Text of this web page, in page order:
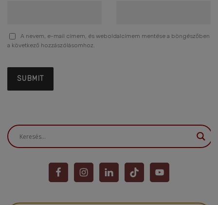
A nevem, e-mail címem, és weboldalcímem mentése a böngészőben
a következő hozzászólásomhoz.